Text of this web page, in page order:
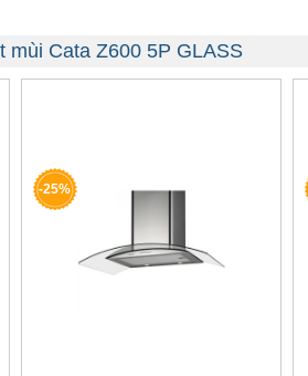
Cata Z600 5P GLASS
-25%